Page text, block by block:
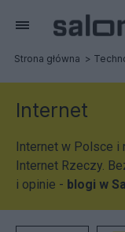
Strona główna
Internet
Internet w Polsce i
Internet Rzeczy.
i opinie - blogi w